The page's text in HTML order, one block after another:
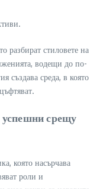
разбират стиловете на
водещи до по-
създава среда, в която
успешни срещу
която насърчава
роли и